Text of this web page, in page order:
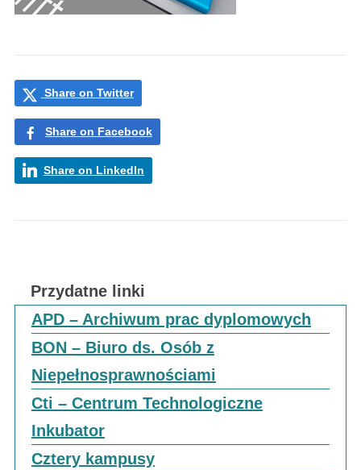
Share on Twitter
Share on Facebook
Share on LinkedIn
Przydatne linki
APD – Archiwum prac dyplomowych
BON – Biuro ds. Osób z
Niepełnosprawnościami
Cti – Centrum Technologiczne
Inkubator
Cztery kampusy